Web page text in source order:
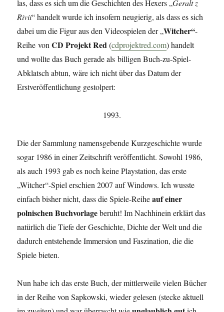
las, dass es sich um die Geschichten des Hexers „Geralt z
Rivii“ handelt wurde ich insofern neugierig, als dass es sich
dabei um die Figur aus den Videospielen der „Witcher“-
Reihe vonCD Projekt Red(cdprojektred.com) handelt
und wollte das Buch gerade als billigen Buch-zu-Spiel-
Abklatsch abtun, wäre ich nicht über das Datum der
Erstveröffentlichung gestolpert:
1993.
Die der Sammlung namensgebende Kurzgeschichte wurde
sogar 1986 in einer Zeitschrift veröffentlicht. Sowohl 1986,
als auch 1993 gab es noch keine Playstation, das erste
„Witcher“-Spiel erschien 2007 auf Windows. Ich wusste
einfach bisher nicht, dass die Spiele-Reiheauf einer
polnischen Buchvorlageberuht! Im Nachhinein erklärt das
natürlich die Tiefe der Geschichte, Dichte der Welt und die
dadurch entstehende Immersion und Faszination, die die
Spiele bieten.
Nun habe ich das erste Buch, der mittlerweile vielen Bücher
in der Reihe von Sapkowski, wieder gelesen (stecke aktuell